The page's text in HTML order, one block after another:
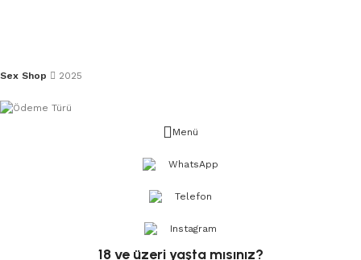
Sex Shop 2025
Menü
WhatsApp
Telefon
Instagram
18 ve üzeri yaşta mısınız?